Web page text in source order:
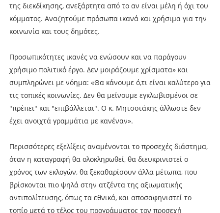
της διεκδίκησης, ανεξάρτητα από το αν είναι µέλη ή όχι του
κόµµατoς. Αναζητούµε πρόσωπα ικανά και χρήσιµα για την
κοινωνία και τους δηµότες.
Προσωπικότητες ικανές να ενώσουν και να παράγουν
χρήσιµο πολιτικό έργο. ∆εν µοιράζουµε χρίσµατα» και
συµπληρώνει µε νόηµα: «Θα κάνουµε ό,τι είναι καλύτερο για
τις τοπικές κοινωνίες. ∆εν θα µείνουµε εγκλωβισµένοι σε
"πρέπει" και "επιβάλλεται". Ο κ. Μητσοτάκης άλλωστε δεν
έχει ανοιχτά γραµµάτια µε κανέναν».
Περισσότερες εξελίξεις αναµένονται το προσεχές διάστηµα,
όταν η καταγραφή θα ολοκληρωθεί, θα διευκρινιστεί ο
χρόνος των εκλογών, θα ξεκαθαρίσουν άλλα µέτωπα, που
βρίσκονται πιο ψηλά στην ατζέντα της αξιωµατικής
αντιπολίτευσης, όπως τα εθνικά, και αποσαφηνιστεί το
τοπίο µετά το τέλος του προγράµµατος τον προσεχή